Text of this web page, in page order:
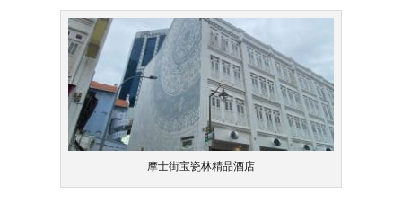
摩士街宝瓷林精品酒店